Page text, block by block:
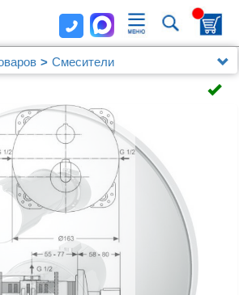
Смесители
Ceratherm 100 New Easy